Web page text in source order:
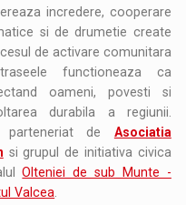
incredere, cooperare
si de drumetie create
de activare comunitara
functioneaza ca
oameni, povesti si
durabila a regiunii.
parteneriat de Asociatia
si grupul de initiativa civica
Olteniei de sub Munte -
Valcea